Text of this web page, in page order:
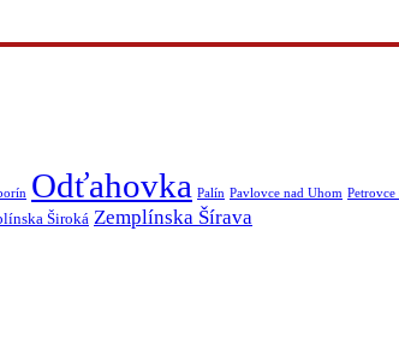
Odťahovka Palín Pavlovce nad Uhom
Široká Zemplínska Šírava